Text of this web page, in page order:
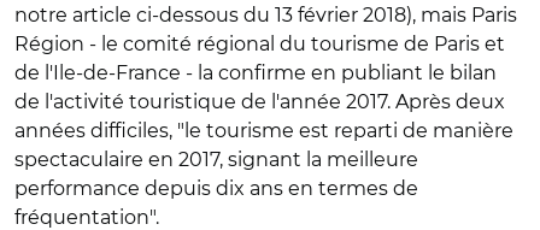
notre article ci-dessous du 13 février 2018), mais Paris
Région - le comité régional du tourisme de Paris et
de l'Ile-de-France - la confirme en publiant le bilan
de l'activité touristique de l'année 2017. Après deux
années difficiles, "le tourisme est reparti de manière
spectaculaire en 2017, signant la meilleure
performance depuis dix ans en termes de
fréquentation".